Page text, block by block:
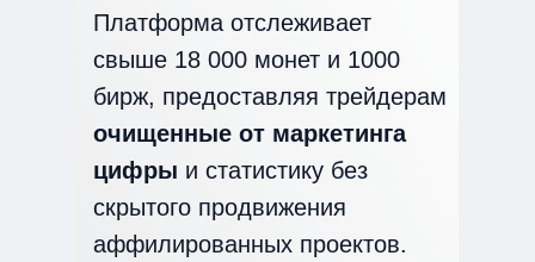
Платформа отслеживает
свыше 18 000 монет и 1000
бирж, предоставляя трейдерам
очищенные от маркетинга
цифры и статистику без
скрытого продвижения
аффилированных проектов.